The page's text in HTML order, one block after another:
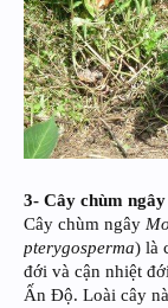
3- Cây chùm ngây
Cây chùm ngây
pterygosperma) là
đới và cận nhiệt
Ấn Độ. Loài cây